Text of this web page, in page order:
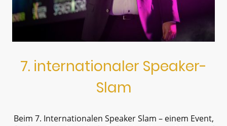
7. internationaler Speaker-
Slam
Beim 7. Internationalen Speaker Slam – einem Event,